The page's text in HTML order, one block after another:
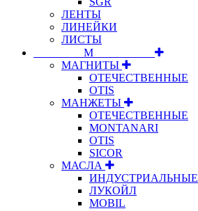
ЛЕНТЫ
ЛИНЕЙКИ
ЛИСТЫ
⠀⠀⠀⠀⠀⠀М⠀⠀⠀⠀⠀⠀⠀
МАГНИТЫ
ОТЕЧЕСТВЕННЫЕ
OTIS
МАНЖЕТЫ
ОТЕЧЕСТВЕННЫЕ
MONTANARI
OTIS
SICOR
МАСЛА
ИНДУСТРИАЛЬНЫЕ
ЛУКОЙЛ
MOBIL